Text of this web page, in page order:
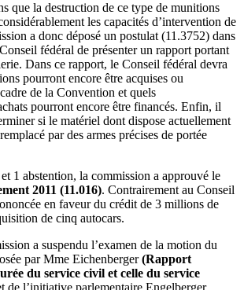
que la destruction de ce type de munitions
les capacités d’intervention de
a donc déposé un postulat (11.3752) dans
fédéral de présenter un rapport portant
Dans ce rapport, le Conseil fédéral devra
pourront encore être acquises ou
de la Convention et quels
pourront encore être financés. Enfin, il
si le matériel dont dispose actuellement
par des armes précises de portée
1 abstention, la commission a approuvé le
2011 (11.016). Contrairement au Conseil
en faveur du crédit de 3 millions de
de cinq autocars.
a suspendu l’examen de la motion du
par Mme Eichenberger(Rapport
du service civil et celle du service